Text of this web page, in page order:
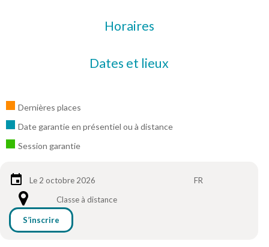
Horaires
Dates et lieux
Dernières places
Date garantie en présentiel ou à distance
Session garantie
Le 2 octobre 2026
FR
Classe à distance
S’inscrire